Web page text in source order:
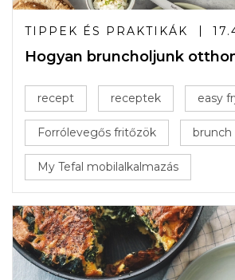
TIPPEK ÉS PRAKTIKÁK
Hogyan bruncholjunk
recept receptek easy
Forrólevegős fritőzök brunch
My Tefal mobilalkalmazás